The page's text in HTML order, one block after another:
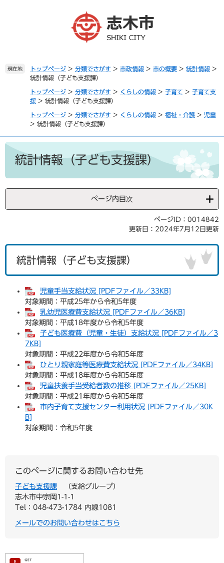
現在地 トップページ > 分類でさがす > 市政情報 > 市の概要 > 統計情報 >
統計情報（子ども支援課）
トップページ > 分類でさがす > くらしの情報 > 子育て > 子育て支
援 > 統計情報（子ども支援課）
トップページ > 分類でさがす > くらしの情報 > 福祉・介護 > 児童
> 統計情報（子ども支援課）
本
統計情報（子ども支援課）
ページ内目次
ページID：0014842
更新日：2024年7月12日更新
統計情報（子ども支援課）
児童手当支給状況 [PDFファイル／33KB]
対象期間：平成25年から令和5年度
乳幼児医療費支給状況 [PDFファイル／36KB]
対象期間：平成18年度から令和5年度
子ども医療費（児童・生徒）支給状況 [PDFファイル／3
7KB]
対象期間：平成22年度から令和5年度
ひとり親家庭等医療費支給状況 [PDFファイル／34KB]
対象期間：平成18年度から令和5年度
児童扶養手当受給者数の推移 [PDFファイル／25KB]
対象期間：平成21年度から令和5年度
市内子育て支援センター利用状況 [PDFファイル／30K
B]
対象期間：令和5年度
このページに関するお問い合わせ先
子ども支援課
支給グループ
志木市中宗岡1-1-1
Tel：048-473-1784 内線1081
メールでのお問い合わせはこちら